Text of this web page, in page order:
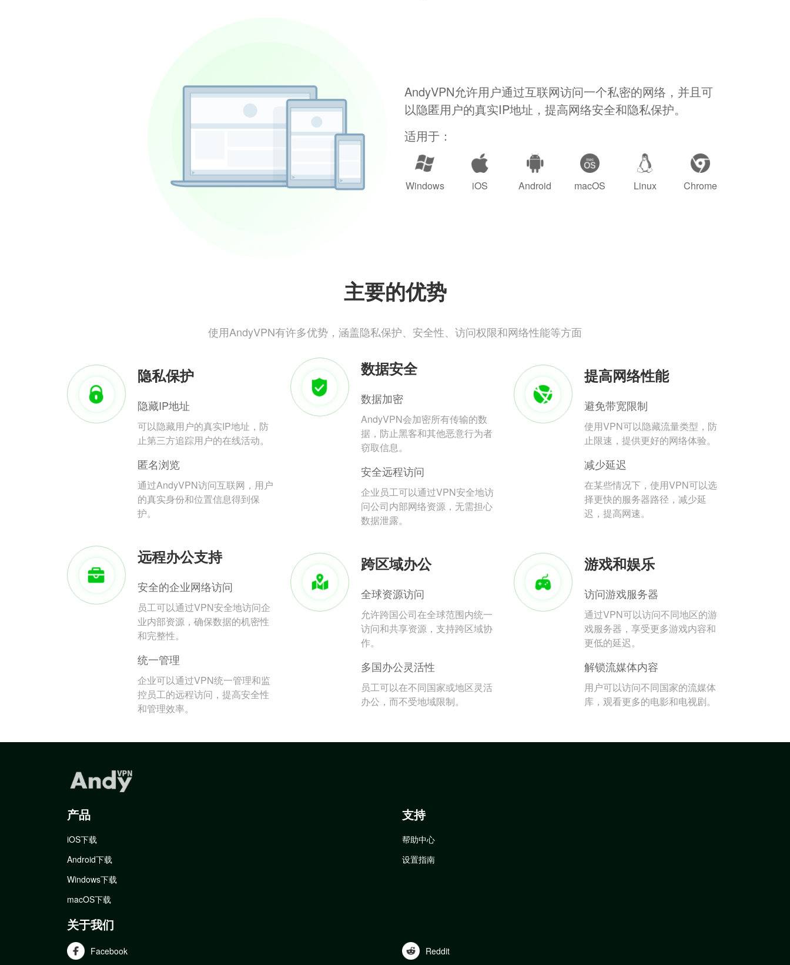
AndyVPN允许用户通过互联网访问一个私密的网络，并且可
以隐匿用户的真实IP地址，提高网络安全和隐私保护。
适用于：
Windows iOS Android macOS Linux Chrome
主要的优势
使用AndyVPN有许多优势，涵盖隐私保护、安全性、访问权限和网络性能等方面
隐私保护
隐藏IP地址
可以隐藏用户的真实IP地址，防
止第三方追踪用户的在线活动。
匿名浏览
通过AndyVPN访问互联网，用户
的真实身份和位置信息得到保
护。
数据安全
数据加密
AndyVPN会加密所有传输的数
据，防止黑客和其他恶意行为者
窃取信息。
安全远程访问
企业员工可以通过VPN安全地访
问公司内部网络资源，无需担心
数据泄露。
提高网络性能
避免带宽限制
使用VPN可以隐藏流量类型，防
止限速，提供更好的网络体验。
减少延迟
在某些情况下，使用VPN可以选
择更快的服务器路径，减少延
迟，提高网速。
远程办公支持
安全的企业网络访问
员工可以通过VPN安全地访问企
业内部资源，确保数据的机密性
和完整性。
统一管理
企业可以通过VPN统一管理和监
控员工的远程访问，提高安全性
和管理效率。
跨区域办公
全球资源访问
允许跨国公司在全球范围内统一
访问和共享资源，支持跨区域协
作。
多国办公灵活性
员工可以在不同国家或地区灵活
办公，而不受地域限制。
游戏和娱乐
访问游戏服务器
通过VPN可以访问不同地区的游
戏服务器，享受更多游戏内容和
更低的延迟。
解锁流媒体内容
用户可以访问不同国家的流媒体
库，观看更多的电影和电视剧。
产品
iOS下载
Android下载
Windows下载
macOS下载
支持
帮助中心
设置指南
关于我们
Facebook Reddit